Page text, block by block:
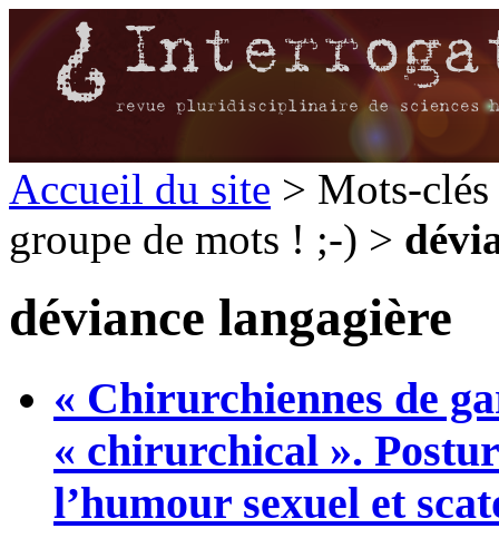
Accueil du site > Mots-clés
groupe de mots ! ;-) >
déviance langagière
« Chirurchiennes de
« chirurchical ».
l’humour sexuel et